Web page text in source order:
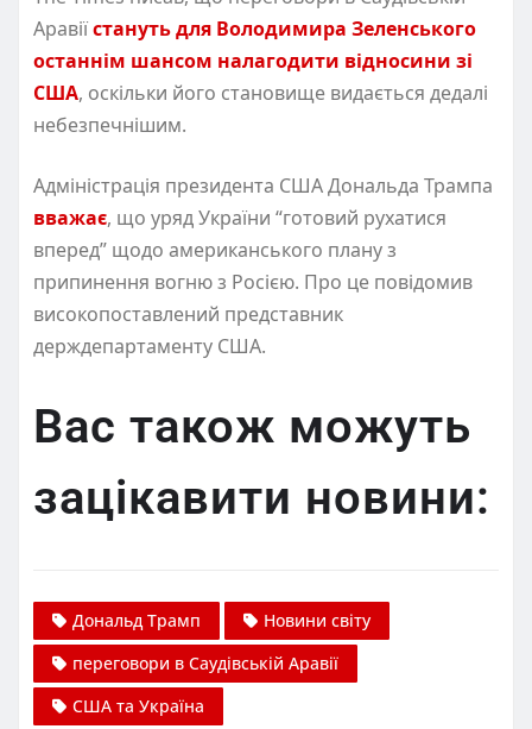
Аравіїстануть для Володимира Зеленського
останнім шансом налагодити відносини зі
США, оскільки його становище видається дедалі
небезпечнішим.
Адміністрація президента США Дональда Трампа
вважає, що уряд України “готовий рухатися
вперед” щодо американського плану з
припинення вогню з Росією. Про це повідомив
високопоставлений представник
держдепартаменту США.
Вас також можуть
зацікавити новини:
Дональд Трамп
Новини світу
переговори в Саудівській Аравії
США та Україна